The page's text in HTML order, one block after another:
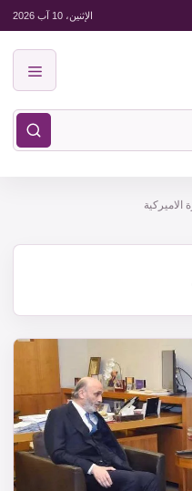
الإثنين، 10 آب 2026
الاميركية